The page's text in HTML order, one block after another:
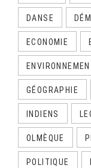
DANSE
ECONOMIE
GÉOGRAPHIE
INDIENS
OLMÈQUE
POLITIQUE